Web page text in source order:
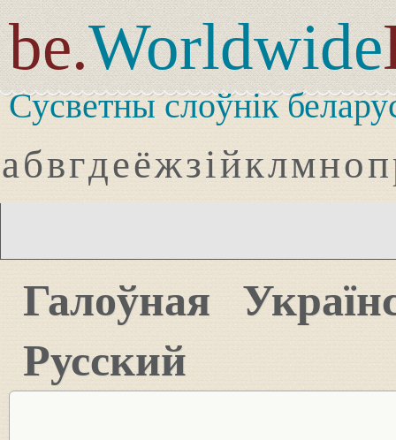
be.Worldwide
Сусветны слоўнік
абвгдеёжзійклмноп
Галоўная
Русский